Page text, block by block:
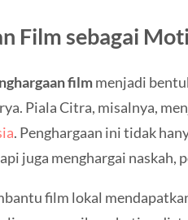
Film sebagai
filmmenjadi
Piala Citra, misalnya,
. Penghargaan ini tidak
juga menghargai naskah,
film lokal